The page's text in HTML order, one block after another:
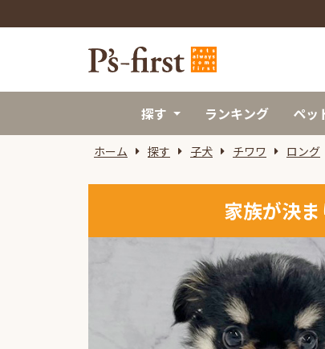
探す ランキング ペッ
ホーム 探す 子犬 チワワ ロング
家族が決